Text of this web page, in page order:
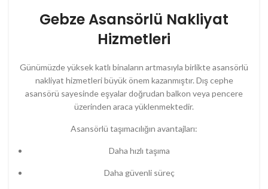
Gebze Asansörlü Nakliyat
Hizmetleri
Günümüzde yüksek katlı binaların artmasıyla birlikte asansörlü
nakliyat hizmetleri büyük önem kazanmıştır. Dış cephe
asansörü sayesinde eşyalar doğrudan balkon veya pencere
üzerinden araca yüklenmektedir.
Asansörlü taşımacılığın avantajları:
Daha hızlı taşıma
Daha güvenli süreç